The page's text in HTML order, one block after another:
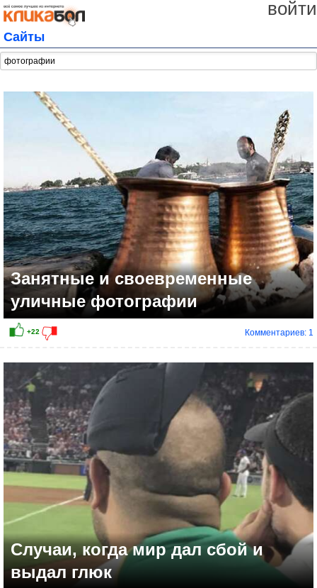
войти
Сайты
Занятные и своевременные
уличные фотографии
Комментариев: 1
Случаи, когда мир дал сбой и
выдал глюк